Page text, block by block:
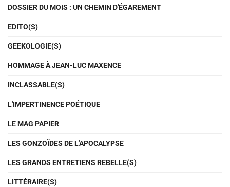
DOSSIER DU MOIS : UN CHEMIN D'ÉGAREMENT
EDITO(S)
GEEKOLOGIE(S)
HOMMAGE À JEAN-LUC MAXENCE
INCLASSABLE(S)
L'IMPERTINENCE POÉTIQUE
LE MAG PAPIER
LES GONZOÏDES DE L'APOCALYPSE
LES GRANDS ENTRETIENS REBELLE(S)
LITTÉRAIRE(S)